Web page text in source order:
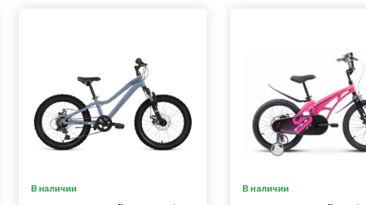
В наличии В наличии